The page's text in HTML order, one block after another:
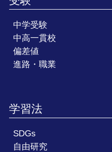
中学受験
中高一貫校
偏差値
進路・職業
学習法
SDGs
自由研究